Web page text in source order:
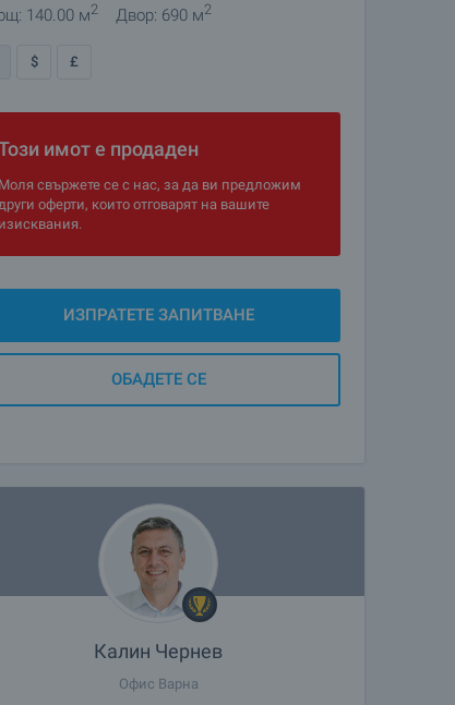
140.00 м2 Двор: 690 м2
$ £
имот е продаден
Моля свържете се с нас, за да ви предложим
оферти, които отговарят на вашите
изисквания.
ИЗПРАТЕТЕ ЗАПИТВАНЕ
ОБАДЕТЕ СЕ
Калин Чернев
Офис Варна